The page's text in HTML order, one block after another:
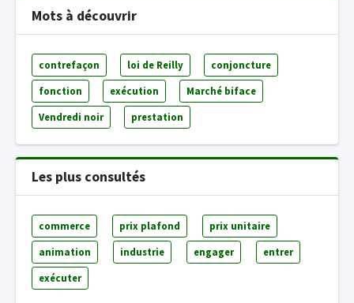
Mots à découvrir
contrefaçon loi de Reilly conjoncture
fonction exécution Marché biface
Vendredi noir prestation
Les plus consultés
commerce prix plafond prix unitaire
animation industrie engager entrer
exécuter